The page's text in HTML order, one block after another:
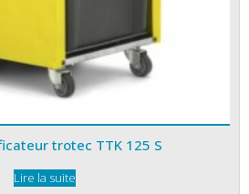
trotec TTK 125 S
Lire la suite